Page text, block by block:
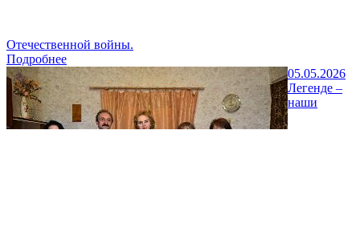
Отечественной войны.
Подробнее
05.05.2026
Легенде –
наши